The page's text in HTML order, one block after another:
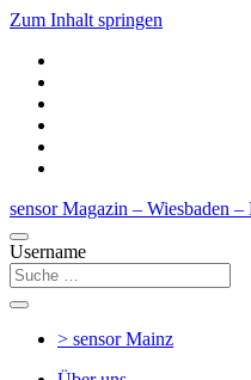
Zum Inhalt springen
sensor Magazin – Wiesbaden –
Username
> sensorMainz